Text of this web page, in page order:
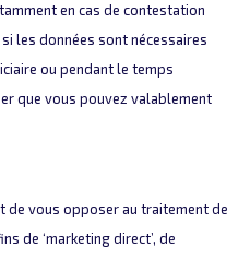
en cas de contestation
les données sont nécessaires
ou pendant le temps
que vous pouvez valablement
de vous opposer au traitement de
de ‘marketing direct’, de